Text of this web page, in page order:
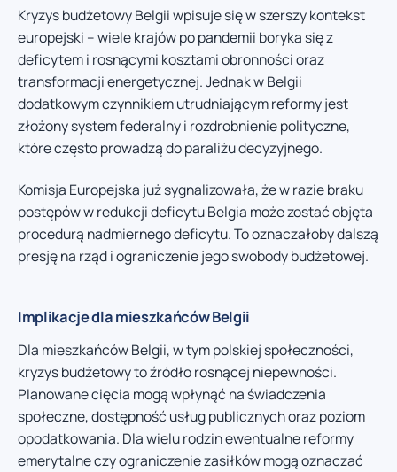
Kryzys budżetowy Belgii wpisuje się w szerszy kontekst
europejski – wiele krajów po pandemii boryka się z
deficytem i rosnącymi kosztami obronności oraz
transformacji energetycznej. Jednak w Belgii
dodatkowym czynnikiem utrudniającym reformy jest
złożony system federalny i rozdrobnienie polityczne,
które często prowadzą do paraliżu decyzyjnego.
Komisja Europejska już sygnalizowała, że w razie braku
postępów w redukcji deficytu Belgia może zostać objęta
procedurą nadmiernego deficytu. To oznaczałoby dalszą
presję na rząd i ograniczenie jego swobody budżetowej.
Implikacje dla mieszkańców Belgii
Dla mieszkańców Belgii, w tym polskiej społeczności,
kryzys budżetowy to źródło rosnącej niepewności.
Planowane cięcia mogą wpłynąć na świadczenia
społeczne, dostępność usług publicznych oraz poziom
opodatkowania. Dla wielu rodzin ewentualne reformy
emerytalne czy ograniczenie zasiłków mogą oznaczać